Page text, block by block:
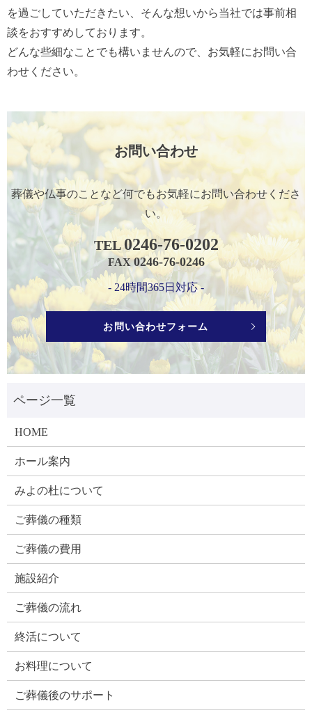
を過ごしていただきたい、そんな想いから当社では事前相
談をおすすめしております。
どんな些細なことでも構いませんので、お気軽にお問い合
わせください。
お問い合わせ
葬儀や仏事のことなど何でもお気軽にお問い合わせくださ
い。
TEL0246-76-0202
FAX0246-76-0246
- 24時間365日対応 -
お問い合わせフォーム
HOME
ホール案内
みよの杜について
ご葬儀の種類
ご葬儀の費用
施設紹介
ご葬儀の流れ
終活について
お料理について
ご葬儀後のサポート